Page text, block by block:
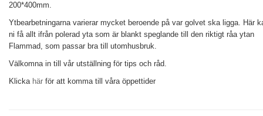
200*400mm.
Ytbearbetningarna varierar mycket beroende på var golvet ska ligga. Här
ni få allt ifrån polerad yta som är blankt speglande till den riktigt råa ytan
Flammad, som passar bra till utomhusbruk.
Välkomna in till vår utställning för tips och råd.
Klicka här för att komma till våra öppettider